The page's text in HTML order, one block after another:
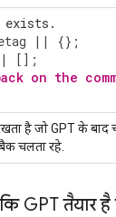
exists.
||
{};
[];
on the
है जो GPT के
चलता रहे.
GPT तैयार है